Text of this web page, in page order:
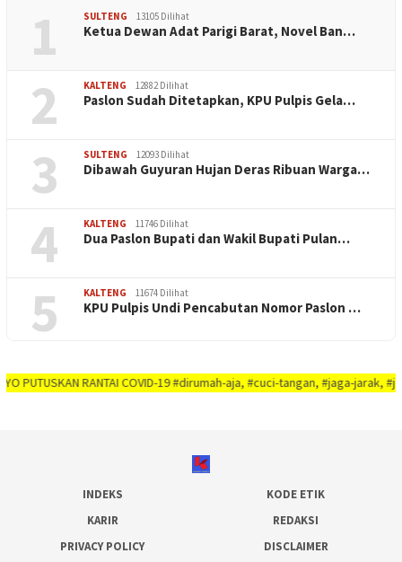
1 SULTENG 13105 Dilihat
Ketua Dewan Adat Parigi Barat, Novel Ban…
2 KALTENG 12882 Dilihat
Paslon Sudah Ditetapkan, KPU Pulpis Gela…
3 SULTENG 12093 Dilihat
Dibawah Guyuran Hujan Deras Ribuan Warga…
4 KALTENG 11746 Dilihat
Dua Paslon Bupati dan Wakil Bupati Pulan…
5 KALTENG 11674 Dilihat
KPU Pulpis Undi Pencabutan Nomor Paslon …
RANTAI COVID-19 #dirumah-aja, #cuci-tangan, #jaga-jarak, #jaga-
INDEKS
KODE ETIK
KARIR
REDAKSI
PRIVACY POLICY
DISCLAIMER